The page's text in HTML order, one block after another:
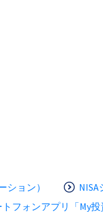
ョン）
フォンアプリ「My投